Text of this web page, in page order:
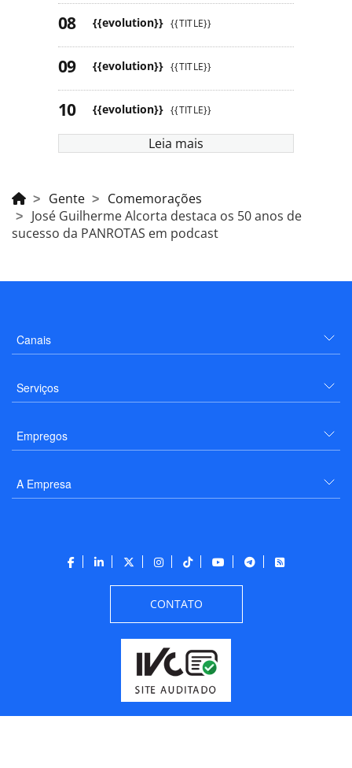
{{evolution}} {{TITLE}}
{{evolution}} {{TITLE}}
{{evolution}} {{TITLE}}
Leia mais
Gente
Comemorações
José Guilherme Alcorta destaca os 50 anos de
sucesso da PANROTAS em podcast
Canais
Serviços
Empregos
A Empresa
CONTATO